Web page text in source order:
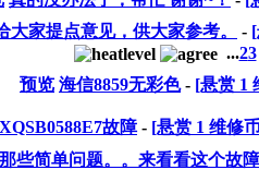
大家提点意见，供大家参考。 -
...23
预览 海信8859无彩色- [悬赏 1
XQSB0588E7故障- [悬赏 1 维修
些简单问题。。来看看这个故